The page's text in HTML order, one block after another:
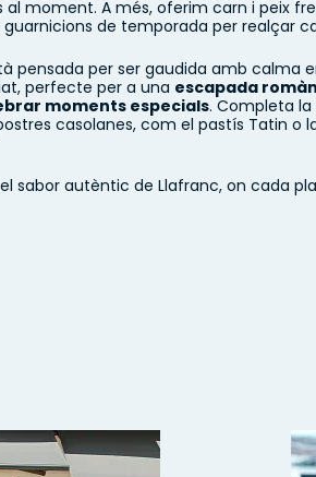
al moment. A més, oferim carn i peix
de temporada per realçar
pensada per ser gaudida amb calma
perfecte per a una escapada
moments especials. Completa
casolanes, com el pastís Tatin o
sabor autèntic de Llafranc, on cada